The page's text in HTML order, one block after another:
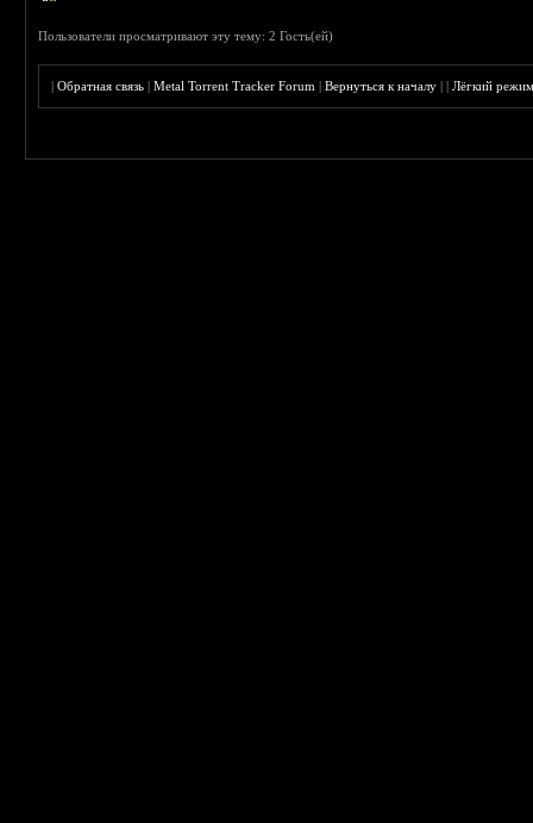
Пользователи просматривают эту тему: 2 Гость(ей)
|Обратная связь |Metal Torrent Tracker Forum |Вернуться к началу ||Лёгкий